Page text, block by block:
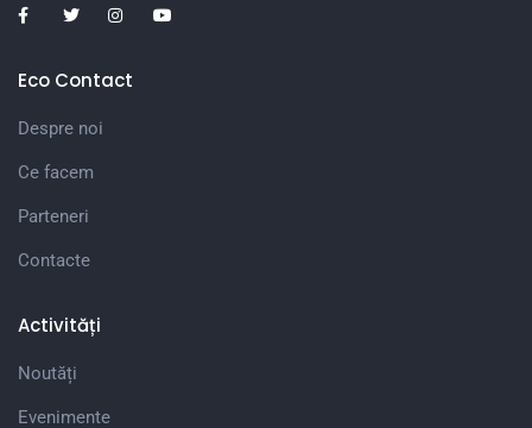
Eco Contact
Despre noi
Ce facem
Parteneri
Contacte
Activități
Noutăți
Evenimente